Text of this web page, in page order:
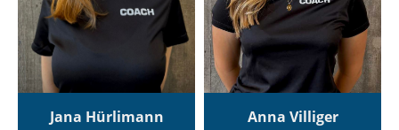
Jana Hürlimann Anna Villiger